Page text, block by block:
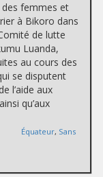
femmes et
à Bikoro dans
de lutte
Luanda,
au cours des
se disputent
l’aide aux
qu’aux
Équateur, Sans